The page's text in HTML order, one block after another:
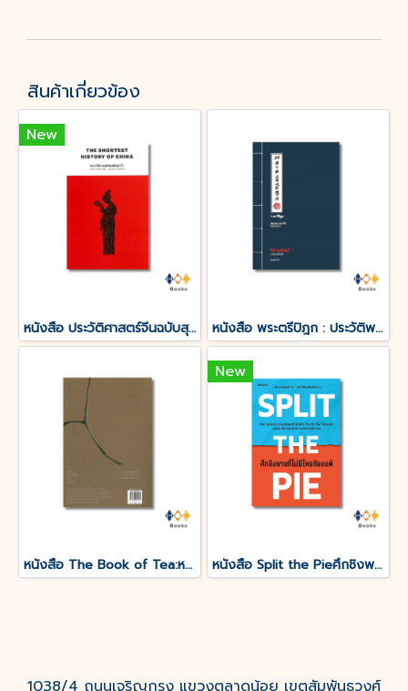
สินค้าเกี่ยวข้อง
New
หนังสือ ประวัติศาสตร์จีนฉบับสุดสั้น หนังสือ พระตรีปิฎก : ประวัติพระถังซำจั๋ง ฉบับกะทัดรัด
หนังสือ The Book of Tea:หนังสือแห่งชา
New
หนังสือ Split the Pieศึกชิงพายที่ไม่มีใครต้องแพ้
1038/4 ถนนเจริญกรุง แขวงตลาดน้อย เขตสัมพันธวงศ์